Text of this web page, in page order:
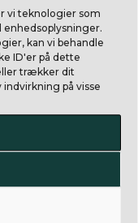
vi teknologier som
kan vi behandle
ID'er på dette
trækker dit
på visse